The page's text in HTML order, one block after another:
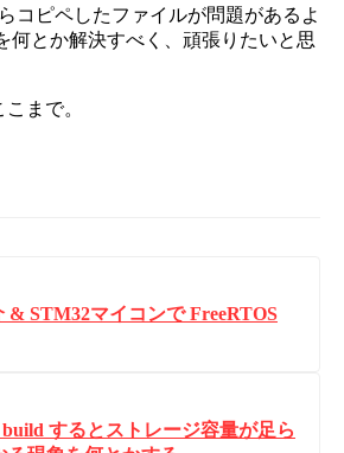
コピペしたファイルが問題があるよ
何とか解決すべく、頑張りたいと思
まで。
& STM32マイコンで FreeRTOS
するとストレージ容量が足ら